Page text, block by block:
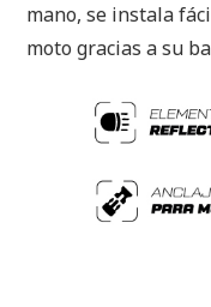
mano, se instala
moto gracias a su